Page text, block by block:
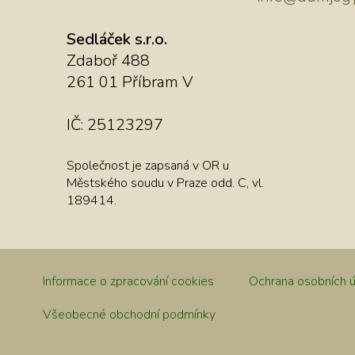
Sedláček s.r.o.
Zdaboř 488
261 01 Příbram V
IČ: 25123297
Společnost je zapsaná v OR u
Městského soudu v Praze odd. C, vl.
189414.
Informace o zpracování cookies
Ochrana osobních
Všeobecné obchodní podmínky